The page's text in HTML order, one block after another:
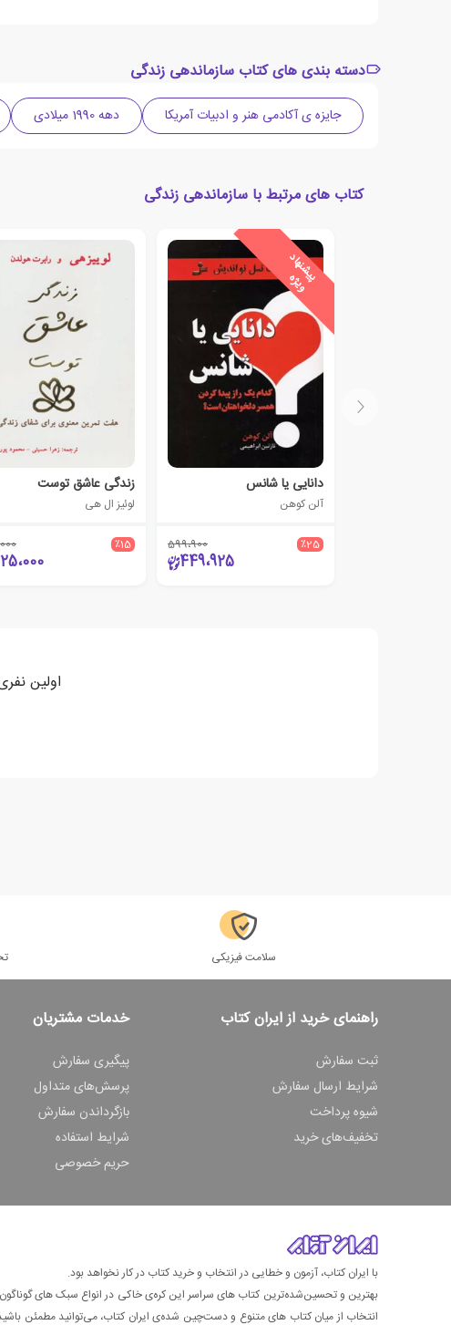
دسته بندی های کتاب سازماندهی زندگی
جایزه ی آکادمی هنر و ادبیات آمریکا دهه 1990 میلادی
کتاب های مرتبط با سازماندهی زندگی
پ
ی
ش
ن
ه
ا
د
و
ی
ژ
ه
دانایی یا شانس
آلن کوهن
٪25 599،900
449،925
زندگی عاشق توست
لوئیز ال هی
٪15
اولین
سلامت فیزیکی
راهنمای خرید از ایران کتاب
ثبت سفارش
شرایط ارسال سفارش
شیوه پرداخت
تخفیف‌های خرید
خدمات مشتریان
پیگیری سفارش
پرسش‌های متداول
بازگرداندن سفارش
شرایط استفاده
حریم خصوصی
با ایران کتاب، آزمون و خطایی در انتخاب و خرید کتاب در کار نخواهد بود.
بهترین و تحسین‌شده‌ترین کتاب‌ های سراسر این کره‌ی خاکی در انواع سبک های گوناگون
انتخاب از میان کتاب های متنوع و دست‌چین شده‌ی ایران کتاب، می‌توانید مطمئن